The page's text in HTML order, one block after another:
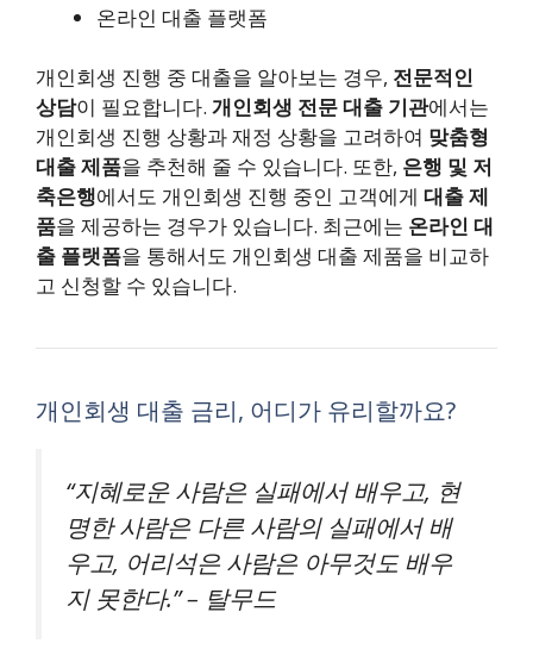
온라인 대출 플랫폼
개인회생 진행 중 대출을 알아보는 경우, 전문적인
상담이 필요합니다. 개인회생 전문 대출 기관에서는
개인회생 진행 상황과 재정 상황을 고려하여 맞춤형
대출 제품을 추천해 줄 수 있습니다. 또한, 은행 및 저
축은행에서도 개인회생 진행 중인 고객에게 대출 제
품을 제공하는 경우가 있습니다. 최근에는 온라인 대
출 플랫폼을 통해서도 개인회생 대출 제품을 비교하
고 신청할 수 있습니다.
개인회생 대출 금리, 어디가 유리할까요?
“지혜로운 사람은 실패에서 배우고, 현
명한 사람은 다른 사람의 실패에서 배
우고, 어리석은 사람은 아무것도 배우
지 못한다.” – 탈무드